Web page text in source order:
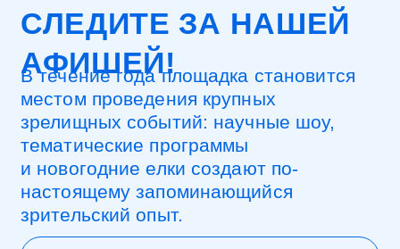
И ПРЕЗЕНТАЦИИ